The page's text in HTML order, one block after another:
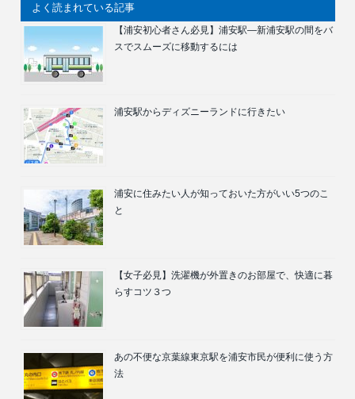
よく読まれている記事
【浦安初心者さん必見】浦安駅―新浦安駅の間をバ
スでスムーズに移動するには
浦安駅からディズニーランドに行きたい
浦安に住みたい人が知っておいた方がいい5つのこ
と
【女子必見】洗濯機が外置きのお部屋で、快適に暮
らすコツ３つ
あの不便な京葉線東京駅を浦安市民が便利に使う方
法